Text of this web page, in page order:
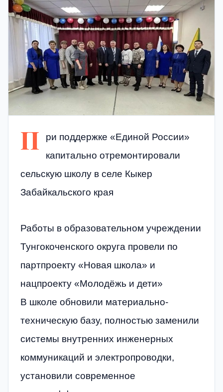
П
ри поддержке «Единой России»
капитально отремонтировали
сельскую школу в селе Кыкер
Забайкальского края
Работы в образовательном учреждении
Тунгокоченского округа провели по
партпроекту «Новая школа» и
нацпроекту «Молодёжь и дети»
В школе обновили материально-
техническую базу, полностью заменили
системы внутренних инженерных
коммуникаций и электропроводки,
установили современное